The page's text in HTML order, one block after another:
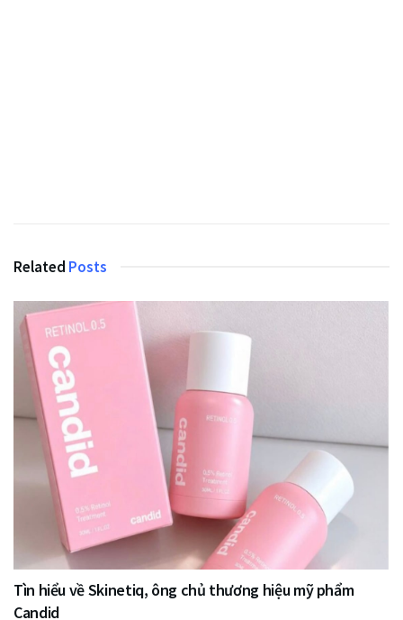
Related Posts
Tìn hiểu về Skinetiq, ông chủ thương hiệu mỹ phẩm
Candid